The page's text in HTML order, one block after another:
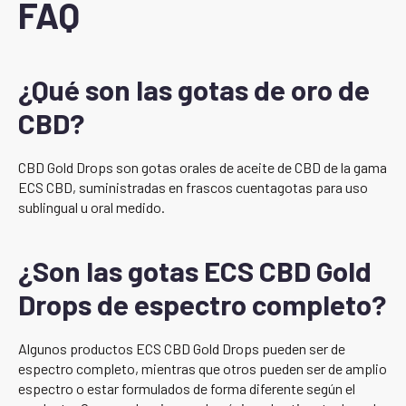
FAQ
¿Qué son las gotas de oro de
CBD?
CBD Gold Drops son gotas orales de aceite de CBD de la gama
ECS CBD, suministradas en frascos cuentagotas para uso
sublingual u oral medido.
¿Son las gotas ECS CBD Gold
Drops de espectro completo?
Algunos productos ECS CBD Gold Drops pueden ser de
espectro completo, mientras que otros pueden ser de amplio
espectro o estar formulados de forma diferente según el